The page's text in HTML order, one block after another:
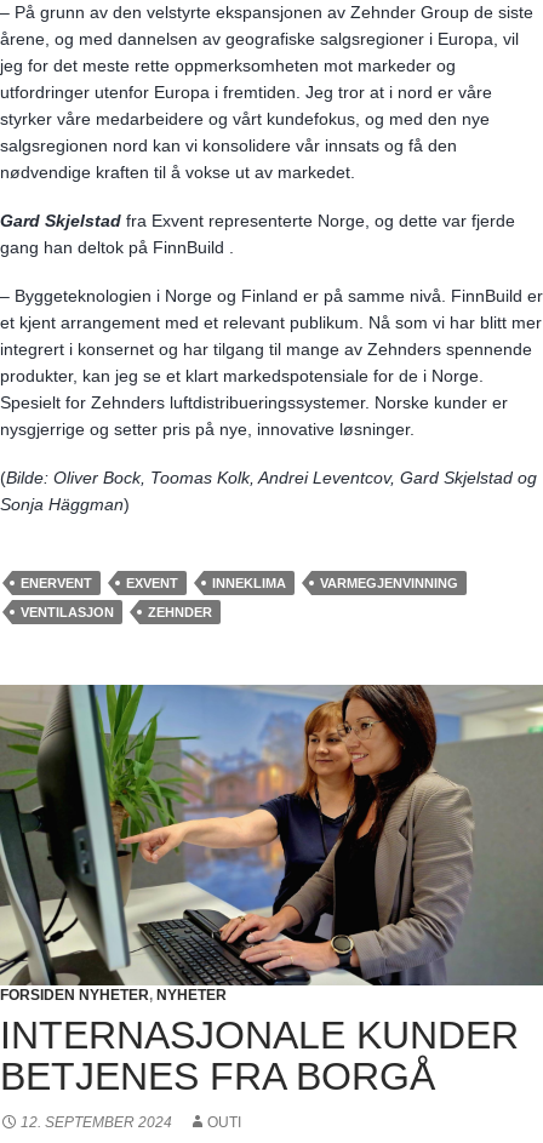
– På grunn av den velstyrte ekspansjonen av Zehnder Group de siste
årene, og med dannelsen av geografiske salgsregioner i Europa, vil
jeg for det meste rette oppmerksomheten mot markeder og
utfordringer utenfor Europa i fremtiden. Jeg tror at i nord er våre
styrker våre medarbeidere og vårt kundefokus, og med den nye
salgsregionen nord kan vi konsolidere vår innsats og få den
nødvendige kraften til å vokse ut av markedet.
Gard Skjelstad fra Exvent representerte Norge, og dette var fjerde
gang han deltok på FinnBuild .
– Byggeteknologien i Norge og Finland er på samme nivå. FinnBuild er
et kjent arrangement med et relevant publikum. Nå som vi har blitt mer
integrert i konsernet og har tilgang til mange av Zehnders spennende
produkter, kan jeg se et klart markedspotensiale for de i Norge.
Spesielt for Zehnders luftdistribueringssystemer. Norske kunder er
nysgjerrige og setter pris på nye, innovative løsninger.
(Bilde: Oliver Bock, Toomas Kolk, Andrei Leventcov, Gard Skjelstad og
Sonja Häggman)
ENERVENT EXVENT INNEKLIMA
VARMEGJENVINNING
VENTILASJON
ZEHNDER
FORSIDEN NYHETER, NYHETER
INTERNASJONALE KUNDER
BETJENES FRA BORGÅ
12. SEPTEMBER 2024 OUTI